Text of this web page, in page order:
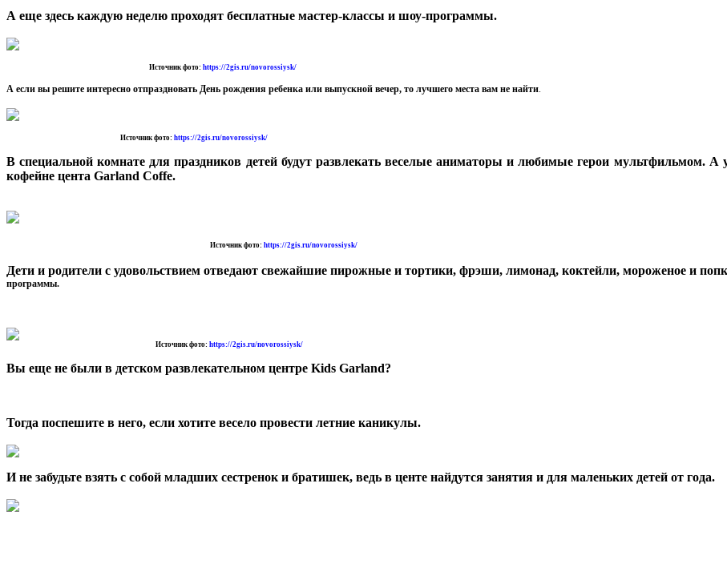
А еще здесь каждую неделю проходят бесплатные мастер-классы и шоу-программы.
Источник фото: https://2gis.ru/novorossiysk/
А если вы решите интересно отпраздновать День рождения ребенка или выпускной вечер, то лучшего места вам не найти.
Источник фото: https://2gis.ru/novorossiysk/
В специальной комнате для праздников детей будут развлекать веселые аниматоры и любимые герои мультфильмом. А
кофейне цента Garland Coffe.
Источник фото: https://2gis.ru/novorossiysk/
Дети и родители с удовольствием отведают свежайшие пирожные и тортики, фрэши, лимонад, коктейли, мороженое и
программы.
Источник фото: https://2gis.ru/novorossiysk/
Вы еще не были в детском развлекательном центре Kids Garland?
Тогда поспешите в него, если хотите весело провести летние каникулы.
И не забудьте взять с собой младших сестренок и братишек, ведь в центе найдутся занятия и для маленьких детей от года.